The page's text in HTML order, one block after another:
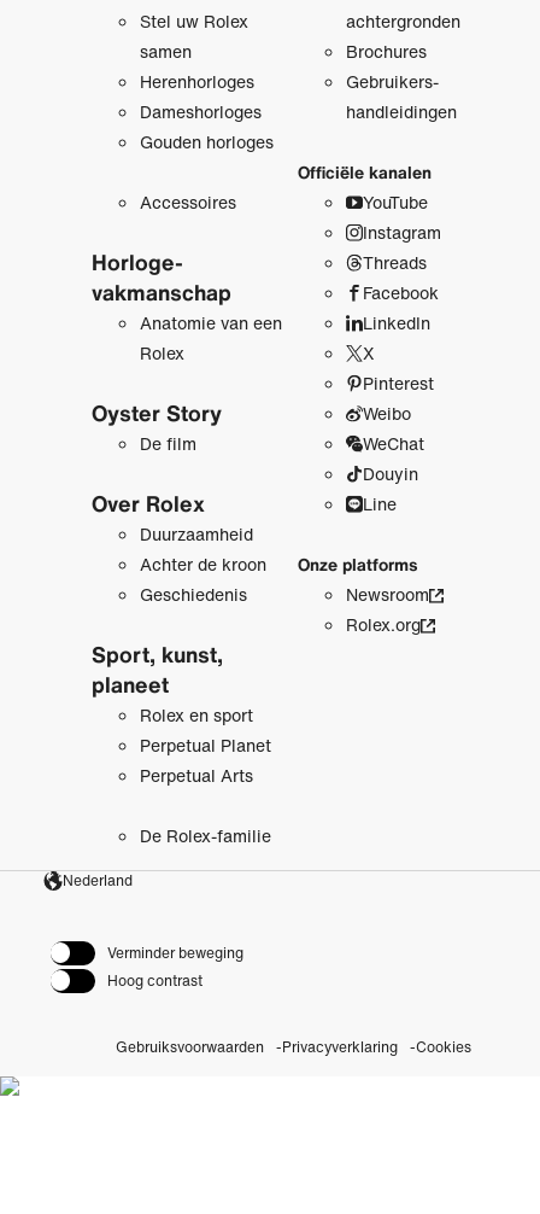
Stel uw Rolex
samen
Herenhorloges
Dameshorloges
Gouden horloges
Accessoires
Horloge­
vakmanschap
Anatomie van een
Rolex
Oyster Story
De film
Over Rolex
Duurzaamheid
Achter de kroon
Geschiedenis
Sport, kunst,
planeet
Rolex en sport
Perpetual Planet
Perpetual Arts
De Rolex-familie
achtergronden
Brochures
Gebruikers­
handleidingen
Officiële kanalen
YouTube
Instagram
Threads
Facebook
LinkedIn
X
Pinterest
Weibo
WeChat
Douyin
Line
Onze platforms
Newsroom
Rolex.org
Nederland
Verminder beweging
Hoog contrast
Gebruiksvoorwaarden Privacyverklaring Cookies